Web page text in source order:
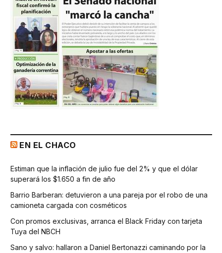
EN EL CHACO
Estiman que la inflación de julio fue del 2% y que el dólar
superará los $1.650 a fin de año
Barrio Barberan: detuvieron a una pareja por el robo de una
camioneta cargada con cosméticos
Con promos exclusivas, arranca el Black Friday con tarjeta
Tuya del NBCH
Sano y salvo: hallaron a Daniel Bertonazzi caminando por la